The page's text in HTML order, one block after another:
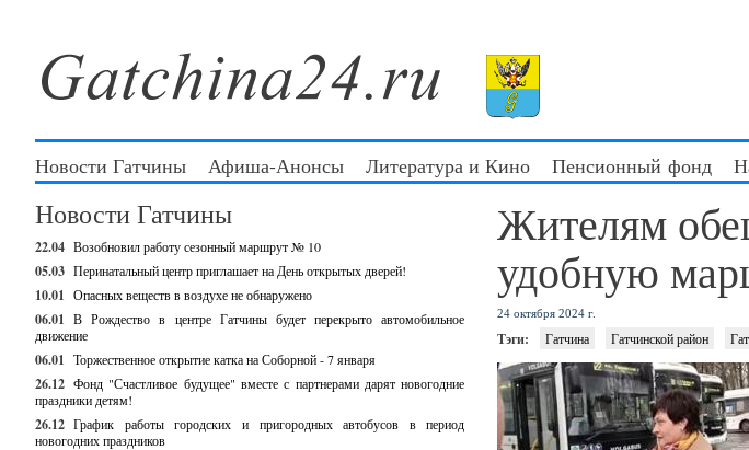
Новости Гатчины Афиша-Анонсы Литература и Кино Пенсионный фонд
Новости Гатчины
22.04 Возобновил работу сезонный маршрут № 10
05.03 Перинатальный центр приглашает на День открытых дверей!
10.01 Опасных веществ в воздухе не обнаружено
06.01 В Рождество в центре Гатчины будет перекрыто автомобильное
движение
06.01 Торжественное открытие катка на Соборной - 7 января
26.12 Фонд "Счастливое будущее" вместе с партнерами дарят новогодние
праздники детям!
26.12 График работы городских и пригородных автобусов в период
новогодних праздников
Жителям
удобную
24 октября 2024 г.
Тэги: Гатчина Гатчинской район